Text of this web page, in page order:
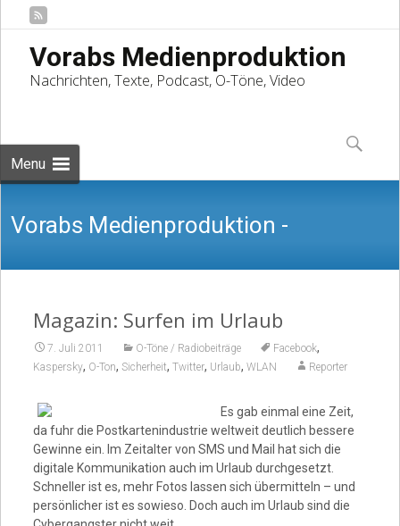
Vorabs Medienproduktion
Nachrichten, Texte, Podcast, O-Töne, Video
Menu
to
content
Suchen
nach:
Vorabs Medienproduktion -
Nachrichten, Texte, Podcast, O-Töne,
Video
Magazin: Surfen im Urlaub
7. Juli 2011 O-Töne / Radiobeiträge Facebook,
Kaspersky, O-Ton, Sicherheit, Twitter, Urlaub, WLAN Reporter
Es gab einmal eine Zeit,
da fuhr die Postkartenindustrie weltweit deutlich bessere
Gewinne ein. Im Zeitalter von SMS und Mail hat sich die
digitale Kommunikation auch im Urlaub durchgesetzt.
Schneller ist es, mehr Fotos lassen sich übermitteln – und
persönlicher ist es sowieso. Doch auch im Urlaub sind die